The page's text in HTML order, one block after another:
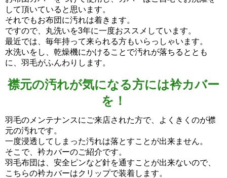
して頂いていると思います。
それでもお布団に汚れは着きます。
ですので、丸洗いを3年に一度おススメしています。
最近では、毎年持って来られる方もいらっしゃいます。
水洗いをし、乾燥機にかけることで汚れが落ちるととも
に、羽毛がふんわりします。
襟元の汚れが気になる方には衿カバー
を！
羽毛のメンテナンスにご来店された方で、よくきくのが襟
元の汚れです。
一度浸透してしまった汚れは落とすことが出来ません。
そこで、衿カバーのご紹介です。
羽毛布団は、安全ピンなど針を通すことが出来ないので、
こちらの衿カバーはクリップで装着します。